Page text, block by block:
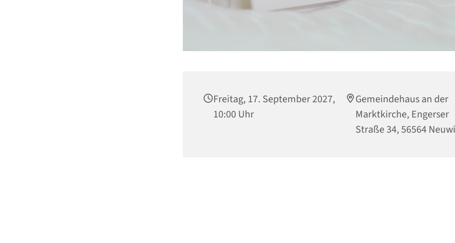
Freitag, 17. September 2027,
10:00 Uhr
Gemeindehaus an der
Marktkirche, Engerser
Straße 34, 56564